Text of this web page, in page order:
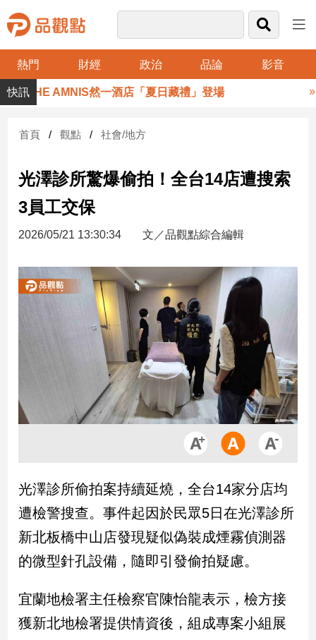
熱門 財經 政治 品論 影音
品
觀
財
台
財
新
產
經/
股
市
品
政
治
政
治
焦
品
點
THE AMNIS然一酒店「夏日藏禮」登場
首頁 觀點 社會/地方
光澤診所驚爆偷拍！全台14店遭搜索
3員工交保
2026/05/21 13:30:34 文／品觀點綜合編輯
光澤診所偷拍案持續延燒，全台14家分店均
遭檢警搜查。事件起因於民眾5日在光澤診所
新北板橋中山店發現疑似偽裝成煙霧偵測器
的微型針孔設備，隨即引發偷拍疑慮。
宜蘭地檢署主任檢察官陳怡龍表示，檢方接
獲新北地檢署提供情資後，組成專案小組展